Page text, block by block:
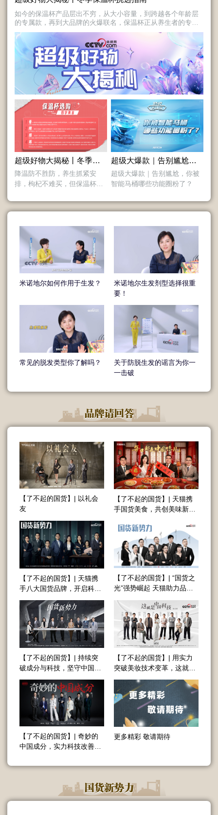
如今的保温杯产品层出不穷，从大小容量，到跨越各个年龄层
的专属款，再到大品牌的火爆联名，保温杯正从养生者的专利
变成全民日常单品。而在这股浪潮下，作为普通消费者的我们
如何才能选到质量合格的保温杯，这里面可大有学问！
超级好物大揭秘丨冬季保温杯如何挑选
降温防不胜防，养生抓紧安
排，枸杞不难买，但保温杯你
揭秘》“带你get保温杯选款秘
籍”主题科普短片中，主持人曹
煊一与北京化工大学材料科学
与工程学院教授熊金平和清华
大学博士、副教授袁嫕，一同
揭秘了保温杯的选择技巧，从
实用+高效的角度，帮助用户理
性智慧消费，轻松找到身边的
满分好物。
超级大爆款｜告别尴尬，你被智能马桶哪些功能圈粉了？
超级大爆款｜告别尴尬，你被
智能马桶哪些功能圈粉了？
米诺地尔如何作用于生发？
米诺地尔生发剂型选择很重
要！
常见的脱发类型你了解吗？
关于防脱生发的谣言为你一
一击破
【了不起的国货】| 以礼会
友
【了不起的国货】| 天猫携
手国货美食，共创美味新高
【了不起的国货】| 天猫携
手八大国货品牌，开启科技
护肤新篇章
【了不起的国货】| “国货之
光”强势崛起 天猫助力品牌
【了不起的国货】| 持续突
破成分与科技，坚守中国品
牌力
【了不起的国货】| 用实力
突破美妆技术变革，这就是
中国科技
【了不起的国货】| 奇妙的
中国成分，实力科技改善肌
更多精彩 敬请期待